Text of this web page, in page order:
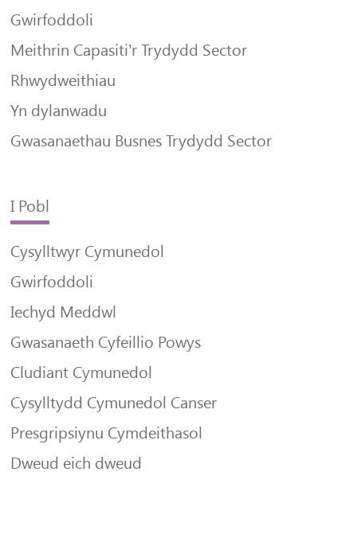
Gwirfoddoli
Meithrin Capasiti’r Trydydd Sector
Rhwydweithiau
Yn dylanwadu
Gwasanaethau Busnes Trydydd Sector
I Pobl
Cysylltwyr Cymunedol
Gwirfoddoli
Iechyd Meddwl
Gwasanaeth Cyfeillio Powys
Cludiant Cymunedol
Cysylltydd Cymunedol Canser
Presgripsiynu Cymdeithasol
Dweud eich dweud